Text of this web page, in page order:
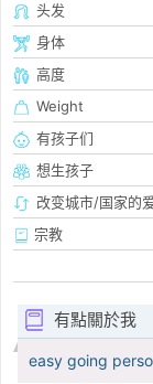
头发
身体
高度
Weight
有孩子们
想生孩子
改变城市/国家的
宗教
有點關於我
easy going